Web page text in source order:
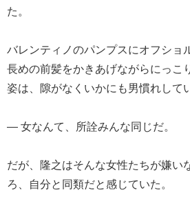
た。
バレンティノのパンプスにオフショ
長めの前髪をかきあげながらにっこ
姿は、隙がなくいかにも男慣れして
― 女なんて、所詮みんな同じだ。
だが、隆之はそんな女性たちが嫌い
ろ、自分と同類だと感じていた。